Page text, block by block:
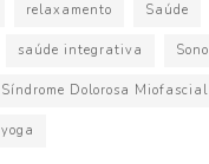
relaxamento Saúde
saúde integrativa Sono
Síndrome Dolorosa Miofascial
yoga